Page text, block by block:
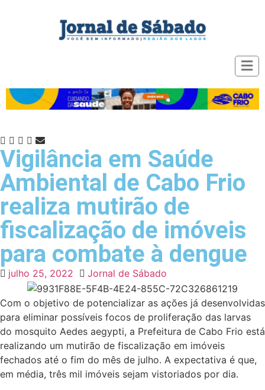
Vigilância em Saúde
Ambiental de Cabo Frio
realiza mutirão de
fiscalização de imóveis
para combate à dengue
julho 25, 2022 Jornal de Sábado
Com o objetivo de potencializar as ações já desenvolvidas
para eliminar possíveis focos de proliferação das larvas
do mosquito Aedes aegypti, a Prefeitura de Cabo Frio está
realizando um mutirão de fiscalização em imóveis
fechados até o fim do mês de julho. A expectativa é que,
em média, três mil imóveis sejam vistoriados por dia.